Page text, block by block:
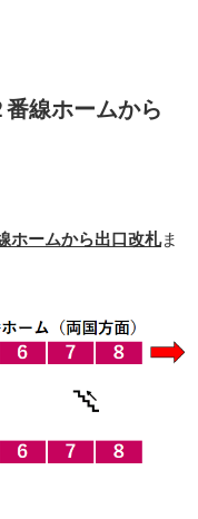
線ホームから
ホームから出口改札ま